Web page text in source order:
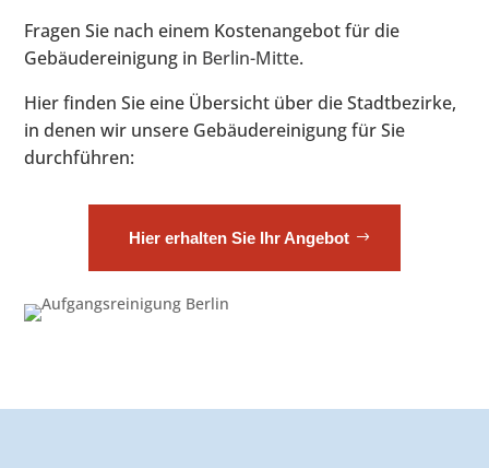
Fragen Sie nach einem Kostenangebot für die
Gebäudereinigung in Berlin-Mitte.
Hier finden Sie eine Übersicht über die Stadtbezirke,
in denen wir unsere Gebäudereinigung für Sie
durchführen:
Hier erhalten Sie Ihr Angebot